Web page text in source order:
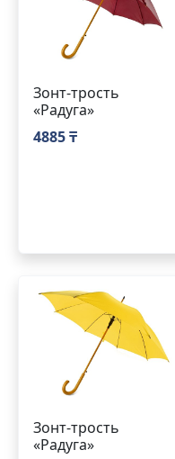
Зонт-трость
«Радуга»
4885 ₸
Зонт-трость
«Радуга»